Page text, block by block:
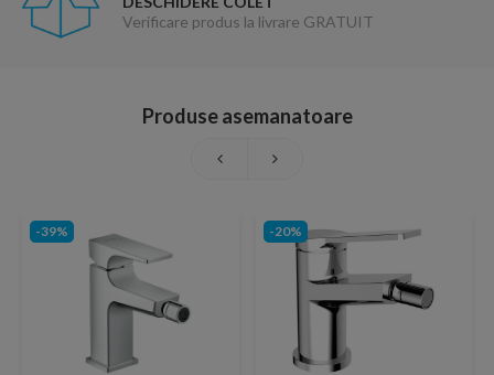
Verificare produs la livrare GRATUIT
Produse asemanatoare
-39% -20%